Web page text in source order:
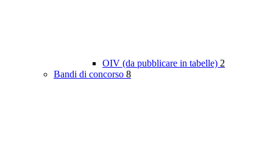
OIV (da pubblicare in tabelle) 2
Bandi di concorso 8